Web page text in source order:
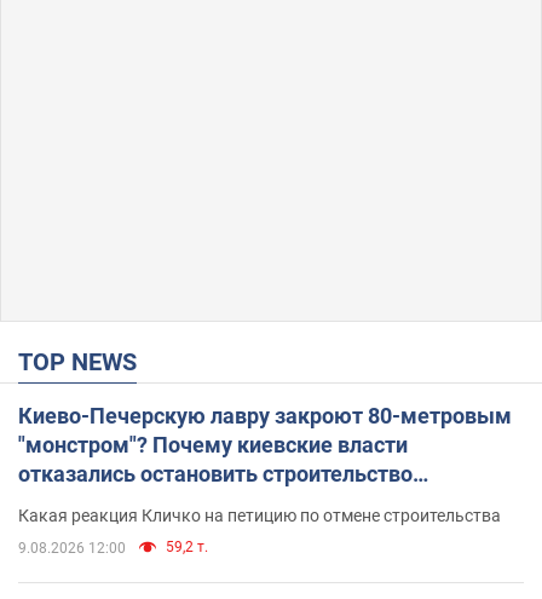
TOP NEWS
Киево-Печерскую лавру закроют 80-метровым
"монстром"? Почему киевские власти
отказались остановить строительство
небоскреба "московского верующего"
Какая реакция Кличко на петицию по отмене строительства
9.08.2026 12:00 59,2 т.